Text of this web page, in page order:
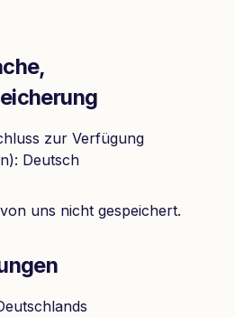
zur Verfügung
Deutsch
uns nicht gespeichert.